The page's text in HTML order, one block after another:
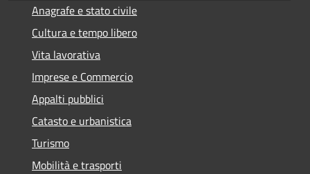
Anagrafe e stato civile
Cultura e tempo libero
Vita lavorativa
Imprese e Commercio
Appalti pubblici
Catasto e urbanistica
Turismo
Mobilità e trasporti